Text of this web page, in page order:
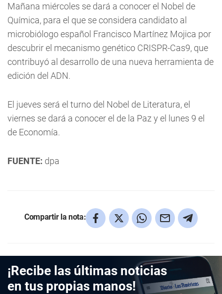
Mañana miércoles se dará a conocer el Nobel de
Química, para el que se considera candidato al
microbiólogo español Francisco Martínez Mojica por
descubrir el mecanismo genético CRISPR-Cas9, que
contribuyó al desarrollo de una nueva herramienta de
edición del ADN.
El jueves será el turno del Nobel de Literatura, el
viernes se dará a conocer el de la Paz y el lunes 9 el
de Economía.
FUENTE: dpa
Compartir la nota:
¡Recibe las últimas noticias
en tus propias manos!